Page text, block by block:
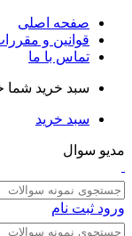
صفحه اصلی
قوانین و
تماس با ما
سبد خرید شما
سبد خرید
مدیو سوال
ورود ثبت نام